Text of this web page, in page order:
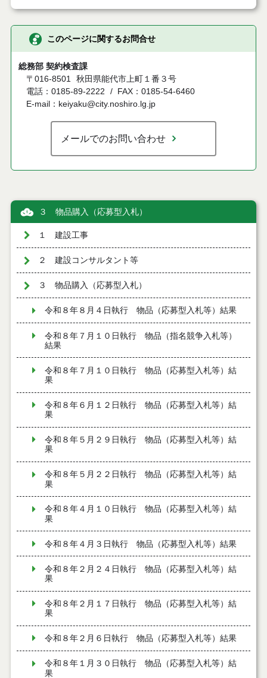
このページに関するお問合せ
総務部 契約検査課
〒016-8501
秋田県能代市上町１番３号
電話：0185-89-2222
FAX：0185-54-6460
E-mail：keiyaku@city.noshiro.lg.jp
メールでのお問い合わせ
３ 物品購入（応募型入札）
１ 建設工事
２ 建設コンサルタント等
３ 物品購入（応募型入札）
令和８年８月４日執行 物品（応募型入札等）結果
令和８年７月１０日執行 物品（指名競争入札等）
結果
令和８年７月１０日執行 物品（応募型入札等）結
果
令和８年６月１２日執行 物品（応募型入札等）結
果
令和８年５月２９日執行 物品（応募型入札等）結
果
令和８年５月２２日執行 物品（応募型入札等）結
果
令和８年４月１０日執行 物品（応募型入札等）結
果
令和８年４月３日執行 物品（応募型入札等）結果
令和８年２月２４日執行 物品（応募型入札等）結
果
令和８年２月１７日執行 物品（応募型入札等）結
果
令和８年２月６日執行 物品（応募型入札等）結果
令和８年１月３０日執行 物品（応募型入札等）結
果